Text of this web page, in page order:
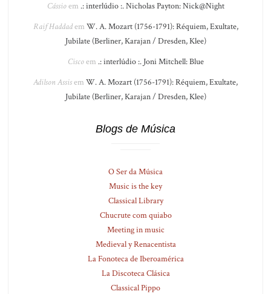
Cássioem .: interlúdio :. Nicholas Payton: Nick@Night
Raif Haddadem W. A. Mozart (1756-1791): Réquiem, Exultate,
Jubilate (Berliner, Karajan / Dresden, Klee)
Ciscoem .: interlúdio :. Joni Mitchell: Blue
Adilson Assisem W. A. Mozart (1756-1791): Réquiem, Exultate,
Jubilate (Berliner, Karajan / Dresden, Klee)
Blogs de Música
O Ser da Música
Music is the key
Classical Library
Chucrute com quiabo
Meeting in music
Medieval y Renacentista
La Fonoteca de Iberoamérica
La Discoteca Clásica
Classical Pippo